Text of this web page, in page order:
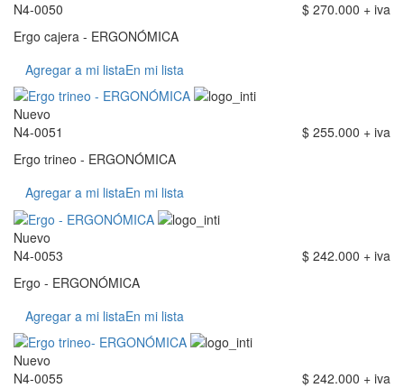
N4-0050
$ 270.000 + iva
Ergo cajera - ERGONÓMICA
Agregar a mi listaEn mi lista
Nuevo
N4-0051
$ 255.000 + iva
Ergo trineo - ERGONÓMICA
Agregar a mi listaEn mi lista
Nuevo
N4-0053
$ 242.000 + iva
Ergo - ERGONÓMICA
Agregar a mi listaEn mi lista
Nuevo
N4-0055
$ 242.000 + iva